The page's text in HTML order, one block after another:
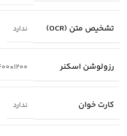
تشخیص متن (OCR) ندارد
رزولوشن اسکنر 1200×2400 dpi
کارت خوان ندارد